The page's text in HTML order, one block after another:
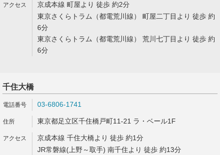
京成本線 町屋より 徒歩 約2分
東京さくらトラム（都電荒川線） 町屋二丁目より 徒歩 約
6分
東京さくらトラム（都電荒川線） 荒川七丁目より 徒歩 約
6分
千住大橋
03-6806-1741
東京都足立区千住橋戸町11-21 ラ・ベール1F
京成本線 千住大橋より 徒歩 約1分
JR常磐線(上野～取手) 南千住より 徒歩 約13分